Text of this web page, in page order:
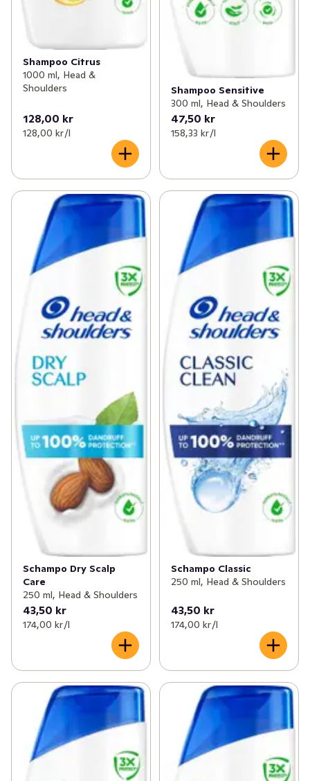
Shampoo Citrus
1000 ml, Head &
Shoulders
128,00 kr
128,00 kr /l
Shampoo Sensitive
300 ml, Head & Shoulders
47,50 kr
158,33 kr /l
Schampo Dry Scalp
Care
250 ml, Head & Shoulders
43,50 kr
174,00 kr /l
Schampo Classic
250 ml, Head & Shoulders
43,50 kr
174,00 kr /l